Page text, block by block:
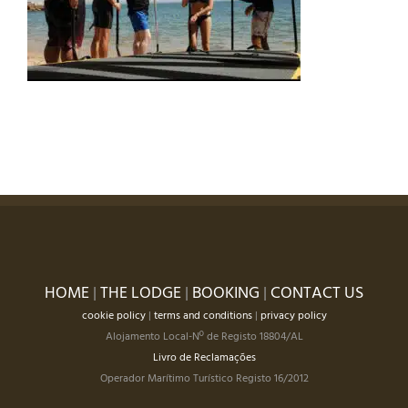
HOME|THE LODGE| BOOKING | CONTACT US
cookie policy| terms and conditions| privacy policy
Alojamento Local-Nº de Registo 18804/AL
Livro de Reclamações
Operador Marítimo Turístico Registo 16/2012